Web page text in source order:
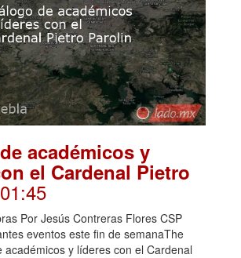
académicos y
el Cardenal Pietro
Por Jesús Contreras Flores CSP
eventos este fin de semanaThe
académicos y líderes con el Cardenal